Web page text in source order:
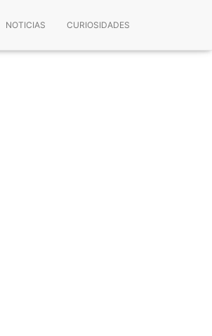
NOTICIAS CURIOSIDADES